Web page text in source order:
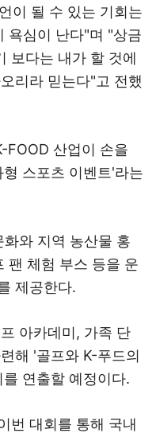
이 될 수 있는 기회는
욕심이 난다"며 "상금
보다는 내가 할 것에
리라 믿는다"고 전했
FOOD 산업이 손을
스포츠 이벤트'라는
와 지역 농산물 홍
팬 체험 부스 등을 운
제공한다.
아카데미, 가족 단
해 '골프와 K-푸드의
연출할 예정이다.
번 대회를 통해 국내